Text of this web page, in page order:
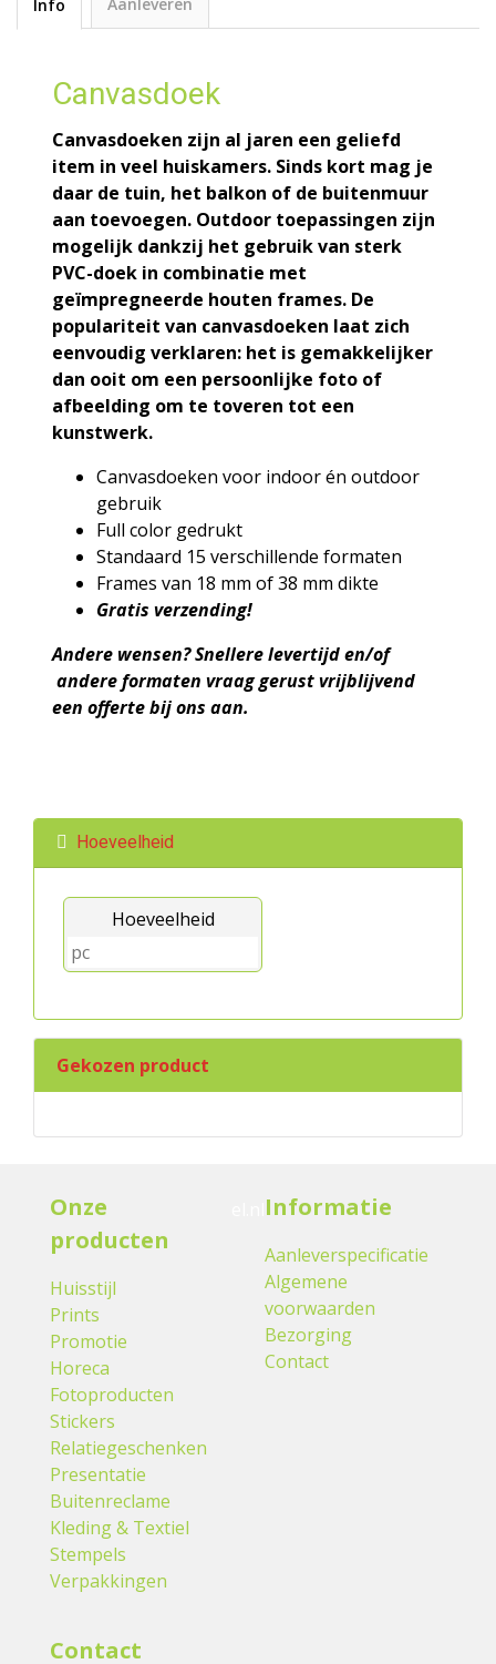
Info
Canvasdoek
Canvasdoeken zijn al jaren een geliefd
item in veel huiskamers. Sinds kort mag je
daar de tuin, het balkon of de buitenmuur
aan toevoegen. Outdoor toepassingen zijn
mogelijk dankzij het gebruik van sterk
PVC-doek in combinatie met
geïmpregneerde houten frames. De
populariteit van canvasdoeken laat zich
eenvoudig verklaren: het is gemakkelijker
dan ooit om een persoonlijke foto of
afbeelding om te toveren tot een
kunstwerk.
Canvasdoeken voor indoor én outdoor
gebruik
Full color gedrukt
Standaard 15 verschillende formaten
Frames van 18 mm of 38 mm dikte
Gratis verzending!
Andere wensen?Snellere levertijd en/of
andere formaten vraag gerust vrijblijvend
een offerte bij ons aan.
Hoeveelheid
Hoeveelheid
Gekozen product
Onze
producten
Huisstijl
Prints
Promotie
Horeca
Fotoproducten
Stickers
Relatiegeschenken
Presentatie
Buitenreclame
Kleding & Textiel
Stempels
Verpakkingen
Informatie
Aanleverspecificatie
Algemene
voorwaarden
Bezorging
Contact
Contact